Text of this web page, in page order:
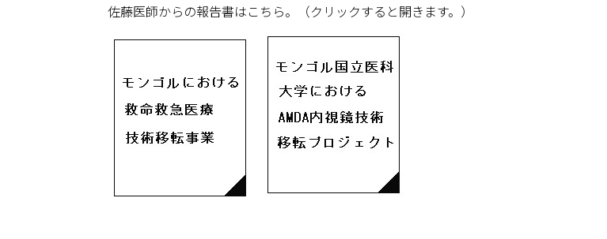
佐藤医師からの報告書はこちら。（クリックすると開きます。）